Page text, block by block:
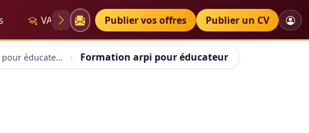
VAE Diplômes Petites annonces
Publier vos offres Publier un CV
Formation arpi pour éducateur
Formation arpi pour éducateur